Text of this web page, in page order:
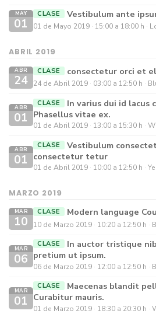
MAY
01
CLASE Vestibulum ante
01 de Mayo 2019 15:00 a 18:00 h
ABRIL 2019
ABR
24
CLASE consectetur orci et
24 de Abril 2019 03:00 a 12:50 h
ABR
01
CLASE
In varius dui id lacus
Phasellus vitae ex.
01 de Abril 2019 13:00 a 15:30 h
ABR
01
CLASE
Vestibulum
consectetur tetur
01 de Abril 2019 10:00 a 12:50 h
MARZO 2019
MAR
10
CLASE Modern language
10 de Marzo 2019 10:20 a 12:50 h
MAR
06
CLASE
In auctor tristique
pretium ut ipsum.
06 de Marzo 2019 12:00 a 12:50 h
MAR
01
CLASE
Maecenas blandit
Curabitur mauris.
01 de Marzo 2019 18:30 a 20:30 h